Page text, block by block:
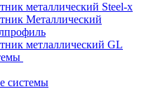
металлический Steel-x
Металлический
метлаллический GL
системы